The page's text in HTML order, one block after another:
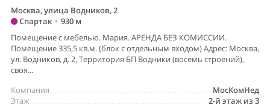
Москва, улица Водников, 2
Спартак • 930 м
Помещение с мебелью. Мария. АРЕНДА БЕЗ КОМИССИИ.
Помещение 335,5 кв.м. (блок с отдельным входом) Адрес: Москва,
ул. Водников, д. 2, Территория БП Водники (восемь строений),
своя...
МосКомНед
Компания
2-й этаж из 3
Этаж